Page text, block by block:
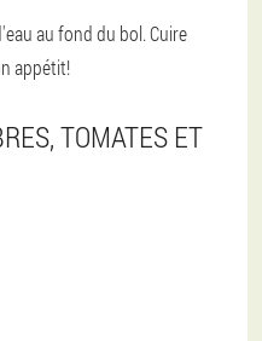
au fond du bol. Cuire
appétit!
TOMATES ET